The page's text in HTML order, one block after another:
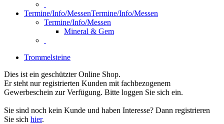
Termine/Info/MessenTermine/Info/Messen
Termine/Info/Messen
Mineral & Gem
Trommelsteine
Dies ist ein geschützter Online Shop.
Er steht nur registrierten Kunden mit fachbezogenem
Gewerbeschein zur Verfügung. Bitte loggen Sie sich ein.
Sie sind noch kein Kunde und haben Interesse? Dann registrieren
Sie sich hier.